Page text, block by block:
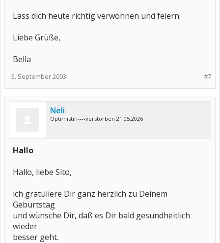
Lass dich heute richtig verwöhnen und feiern.
Liebe Grüße,
Bella
#7
5. September 2003
Neli
Optimistin----verstorben 21.05.2026
Hallo
Hallo, liebe Sito,
ich gratuliere Dir ganz herzlich zu Deinem
Geburtstag
und wünsche Dir, daß es Dir bald gesundheitlich
wieder
besser geht.